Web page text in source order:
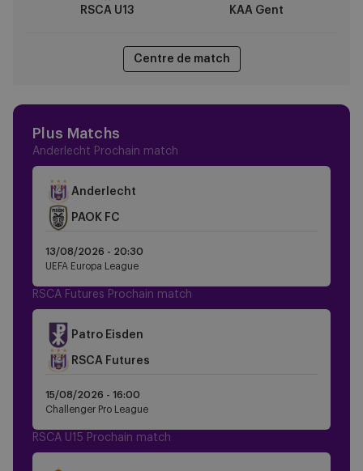
RSCA U13 KAA Gent
Centre de match
Plus Matchs
Anderlecht Prochain match
Anderlecht
Crest
Dark
PAOK FC
13/08/2026 - 20:30
UEFA Europa League
RSCA Futures Prochain match
Patro Eisden
RSCA Futures
15/08/2026 - 16:00
Challenger Pro League
RSCA U15 Prochain match